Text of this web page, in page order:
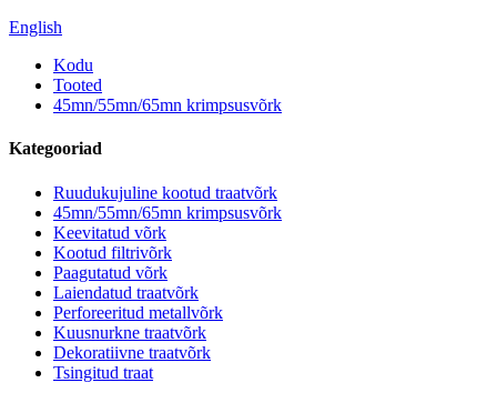
English
Kodu
Tooted
45mn/55mn/65mn krimpsusvõrk
Kategooriad
Ruudukujuline kootud traatvõrk
45mn/55mn/65mn krimpsusvõrk
Keevitatud võrk
Kootud filtrivõrk
Paagutatud võrk
Laiendatud traatvõrk
Perforeeritud metallvõrk
Kuusnurkne traatvõrk
Dekoratiivne traatvõrk
Tsingitud traat